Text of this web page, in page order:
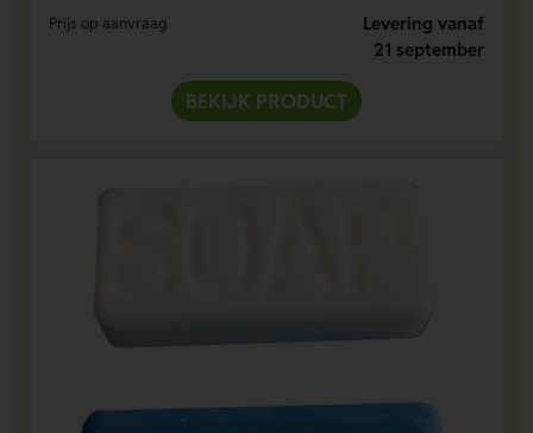
Prijs op aanvraag
Levering vanaf
21 september
BEKIJK PRODUCT